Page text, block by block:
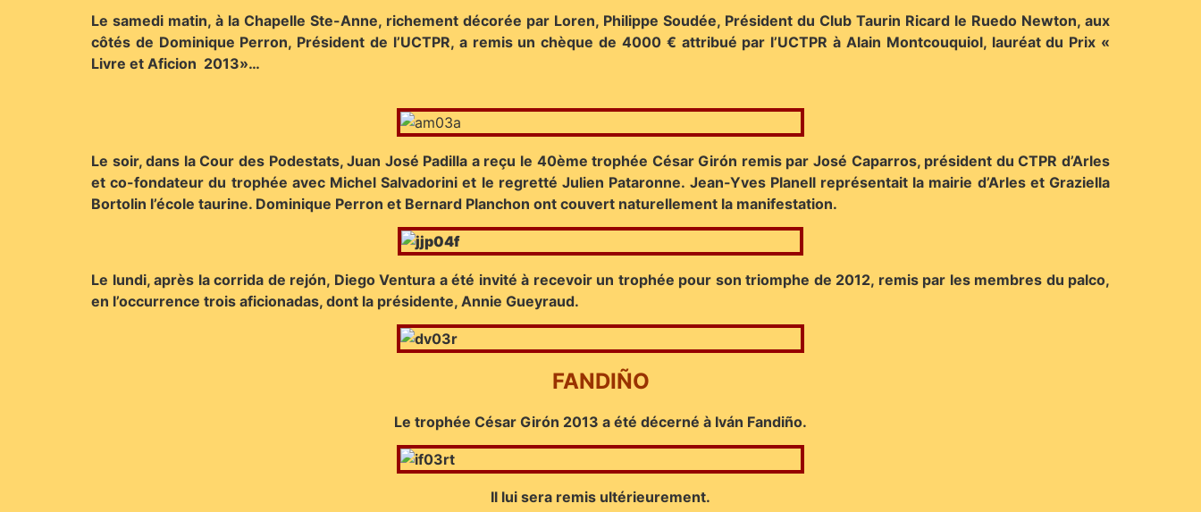
Le samedi matin, à la Chapelle Ste-Anne, richement décorée par Loren, Philippe Soudée, Président du Club Taurin Ricard le Ruedo Newton, aux
côtés de Dominique Perron, Président de l’UCTPR, a remis un chèque de 4000 € attribué par l’UCTPR à Alain Montcouquiol, lauréat du Prix «
Livre et Aficion 2013»…
Le soir, dans la Cour des Podestats, Juan José Padilla a reçu le 40ème trophée César Girón remis par José Caparros, président du CTPR d’Arles
et co-fondateur du trophée avec Michel Salvadorini et le regretté Julien Pataronne. Jean-Yves Planell représentait la mairie d’Arles et Graziella
Bortolin l’école taurine. Dominique Perron et Bernard Planchon ont couvert naturellement la manifestation.
Le lundi, après la corrida de rejón, Diego Ventura a été invité à recevoir un trophée pour son triomphe de 2012, remis par les membres du palco,
en l’occurrence trois aficionadas, dont la présidente, Annie Gueyraud.
FANDIÑO
Le trophée César Girón 2013 a été décerné à Iván Fandiño.
Il lui sera remis ultérieurement.